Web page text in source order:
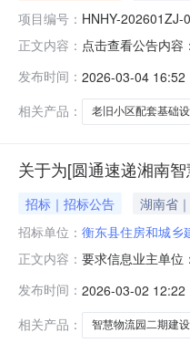
项目编号： HNHY-202601ZJ-
正文内容： 点击查看公告内
发布时间： 2026-03-04 16:52
相关产品：
老旧小区配套基础
关于为[圆通速递湘南
招标｜招标公告 湖南省
招标单位： 衡东县住房和城乡
正文内容： 要求信息业主单位
金额大写：六万零
发布时间： 2026-03-02 12:22
相关产品：
智慧物流园二期建设